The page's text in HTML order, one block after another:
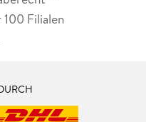
Filialen